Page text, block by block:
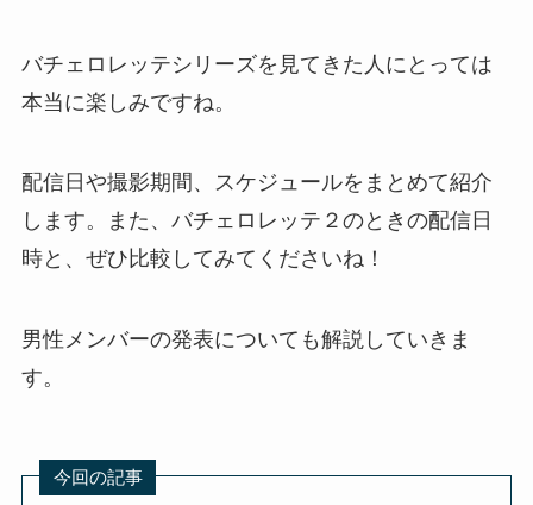
バチェロレッテシリーズを見てきた人にとっては
本当に楽しみですね。
配信日や撮影期間、スケジュールをまとめて紹介
します。また、バチェロレッテ２のときの配信日
時と、ぜひ比較してみてくださいね！
男性メンバーの発表についても解説していきま
す。
今回の記事